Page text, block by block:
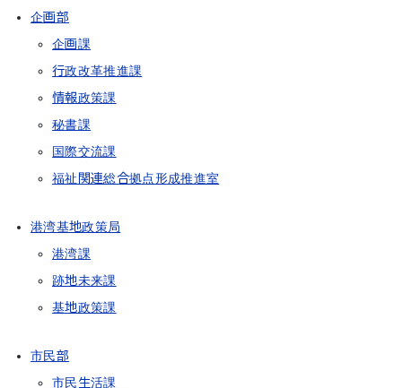
企画部
企画課
行政改革推進課
情報政策課
秘書課
国際交流課
福祉関連総合拠点形成推進室
港湾基地政策局
港湾課
跡地未来課
基地政策課
市民部
市民生活課